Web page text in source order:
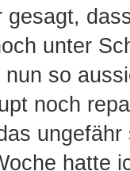
gesagt,
unter
nun so
noch
hatte